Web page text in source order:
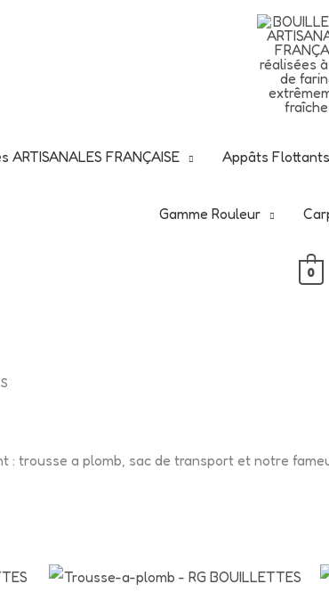
ARTISANALES FRANÇAISE Appâts
Gamme Rouleur
0
: trousse a plomb, sac de transport et notre
L'offre CANON de ce début d'été -25%
C'est le moment d'en profiter : -25 % sur